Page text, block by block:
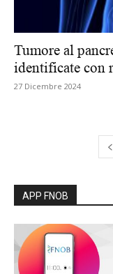
Tumore al
identificate con
27 Dicembre 2024
APP FNOB